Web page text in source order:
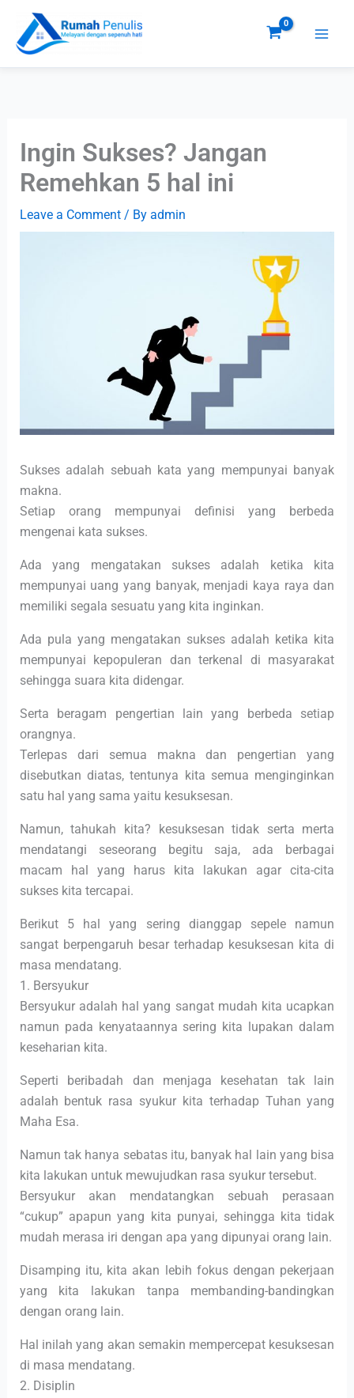
content
Ingin Sukses? Jangan
Remehkan 5 hal ini
Leave a Comment / By admin
Sukses adalah sebuah kata yang mempunyai banyak
makna.
Setiap orang mempunyai definisi yang berbeda
mengenai kata sukses.
Ada yang mengatakan sukses adalah ketika kita
mempunyai uang yang banyak, menjadi kaya raya dan
memiliki segala sesuatu yang kita inginkan.
Ada pula yang mengatakan sukses adalah ketika kita
mempunyai kepopuleran dan terkenal di masyarakat
sehingga suara kita didengar.
Serta beragam pengertian lain yang berbeda setiap
orangnya.
Terlepas dari semua makna dan pengertian yang
disebutkan diatas, tentunya kita semua menginginkan
satu hal yang sama yaitu kesuksesan.
Namun, tahukah kita? kesuksesan tidak serta merta
mendatangi seseorang begitu saja, ada berbagai
macam hal yang harus kita lakukan agar cita-cita
sukses kita tercapai.
Berikut 5 hal yang sering dianggap sepele namun
sangat berpengaruh besar terhadap kesuksesan kita di
masa mendatang.
1. Bersyukur
Bersyukur adalah hal yang sangat mudah kita ucapkan
namun pada kenyataannya sering kita lupakan dalam
keseharian kita.
Seperti beribadah dan menjaga kesehatan tak lain
adalah bentuk rasa syukur kita terhadap Tuhan yang
Maha Esa.
Namun tak hanya sebatas itu, banyak hal lain yang bisa
kita lakukan untuk mewujudkan rasa syukur tersebut.
Bersyukur akan mendatangkan sebuah perasaan
“cukup” apapun yang kita punyai, sehingga kita tidak
mudah merasa iri dengan apa yang dipunyai orang lain.
Disamping itu, kita akan lebih fokus dengan pekerjaan
yang kita lakukan tanpa membanding-bandingkan
dengan orang lain.
Hal inilah yang akan semakin mempercepat kesuksesan
di masa mendatang.
2. Disiplin